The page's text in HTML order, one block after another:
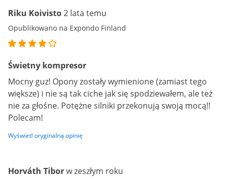
Riku Koivisto2 lata temu
Opublikowano na Expondo Finland
Świetny kompresor
Mocny guz! Opony zostały wymienione (zamiast tego
większe) i nie są tak ciche jak się spodziewałem, ale też
nie za głośne. Potężne silniki przekonują swoją mocą!!
Polecam!
Wyświetl oryginalną opinię
Horváth Tiborw zeszłym roku